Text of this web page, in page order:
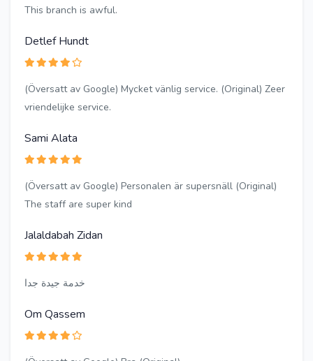
This branch is awful.
Detlef Hundt
(Översatt av Google) Mycket vänlig service. (Original) Zeer
vriendelijke service.
Sami Alata
(Översatt av Google) Personalen är supersnäll (Original)
The staff are super kind
Jalaldabah Zidan
خدمة جيدة جدا
Om Qassem